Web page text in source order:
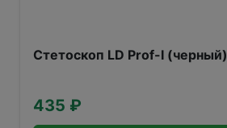
Стетоскоп LD Prof-I (черный)
435 ₽